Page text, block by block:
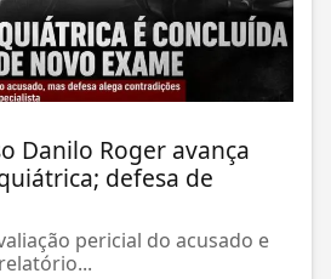
Danilo Roger avança
defesa de
pericial do acusado e